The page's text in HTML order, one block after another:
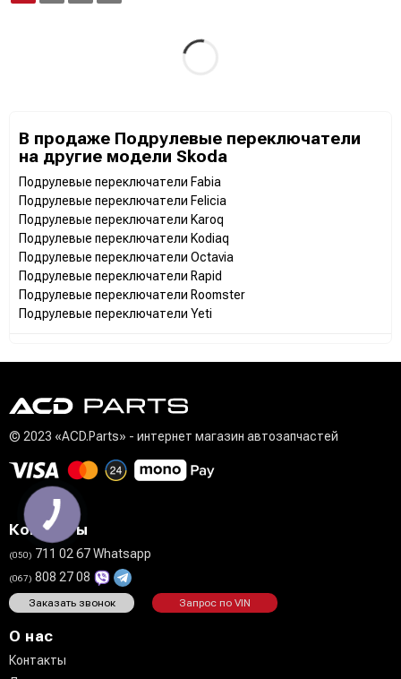
В продаже Подрулевые переключатели
на другие модели Skoda
Подрулевые переключатели Fabia
Подрулевые переключатели Felicia
Подрулевые переключатели Karoq
Подрулевые переключатели Kodiaq
Подрулевые переключатели Octavia
Подрулевые переключатели Rapid
Подрулевые переключатели Roomster
Подрулевые переключатели Yeti
© 2023 «ACD.Parts» - интернет магазин автозапчастей
Контакты
(050) 711 02 67 Whatsapp
(067) 808 27 08
Заказать звонок Запрос по VIN
О нас
Контакты